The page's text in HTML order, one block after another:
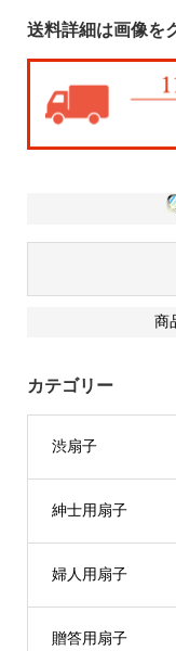
送料詳細は画像を
商
カテゴリー
渋扇子
紳士用扇子
婦人用扇子
贈答用扇子